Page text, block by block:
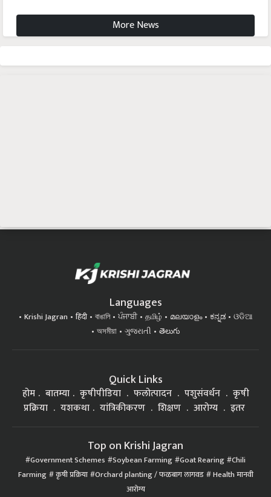
More News
Languages
Krishi Jagran हिंदी বাঙালি ਪੰਜਾਬੀ தமிழ் മലയാളം ಕನ್ನಡ
ଓଡିଆ
অসমীয়া
ગુજરાતી తెలుగు
Quick Links
होम बातम्या कृषीपीडिया फलोत्पादन पशुसंवर्धन
कृषी
प्रक्रिया
यशकथा यांत्रिकीकरण शिक्षण आरोग्य इतर
Top on Krishi Jagran
Government Schemes Soybean Farming Goat Rearing Chili
Farming कृषी प्रक्रिया Orchard planting / फळबाग लागवड Health मानवी
आरोग्य